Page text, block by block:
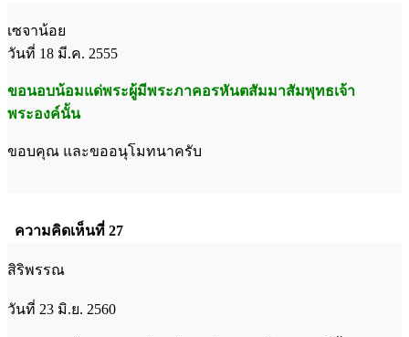
เซจาน้อย
วันที่ 18 มี.ค. 2555
ขอนอบน้อมแด่พระผู้มีพระภาคอรหันตสัมมาสัมพุทธเจ้า
พระองค์นั้น
ขอบคุณ และขออนุโมทนาครับ
ความคิดเห็นที่ 27
สิริพรรณ
วันที่ 23 มิ.ย. 2560